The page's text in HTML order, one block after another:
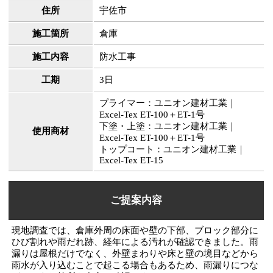
住所 宇佐市
施工箇所 倉庫
施工内容 防水工事
工期 3日
使用商材
プライマー：ユニオン建材工業｜
Excel-Tex ET-100＋ET-1号
下塗・上塗：ユニオン建材工業｜
Excel-Tex ET-100＋ET-1号
トップコート：ユニオン建材工業｜
Excel-Tex ET-15
ご提案内容
現地調査では、倉庫外周の床面や壁の下部、ブロック部分に
ひび割れや雨だれ跡、経年による汚れが確認できました。雨
漏りは屋根だけでなく、外壁まわりや床と壁の境目などから
雨水が入り込むことで起こる場合もあるため、雨漏りにつな